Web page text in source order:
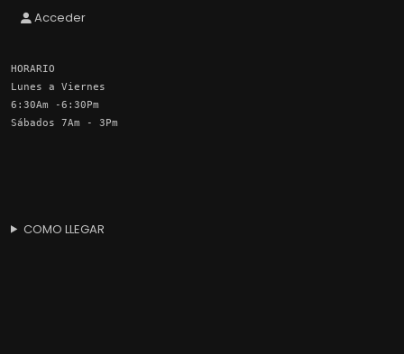
Acceder
HORARIO
Lunes a Viernes
6:30Am -6:30Pm
Sábados 7Am - 3Pm
COMO LLEGAR